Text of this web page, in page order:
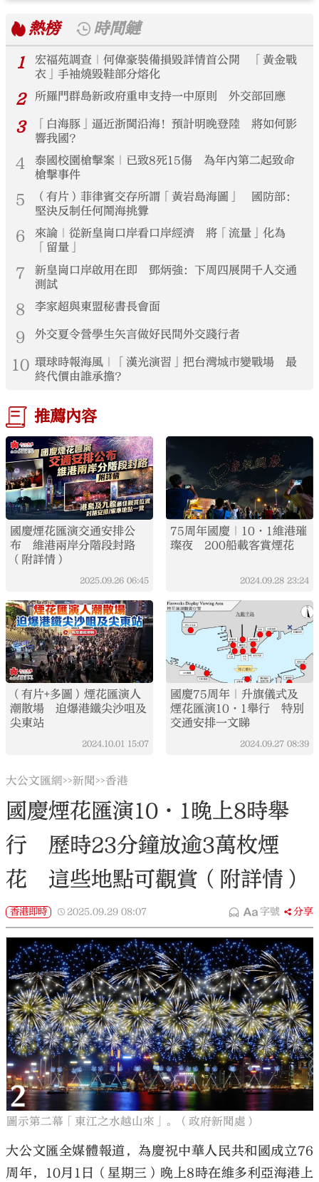
熱榜
時間鏈
1
宏福苑調查｜何偉豪裝備損毀詳情首公開 「黃金戰
衣」手袖燒毀鞋部分熔化
2 所羅門群島新政府重申支持一中原則 外交部回應
3
「白海豚」逼近浙閩沿海！預計明晚登陸 將如何影
響我國？
4
泰國校園槍擊案｜已致8死15傷 為年內第二起致命
槍擊事件
5
（有片）菲律賓交存所謂「黃岩島海圖」 國防部：
堅決反制任何鬧海挑釁
6
來論｜從新皇崗口岸看口岸經濟 將「流量」化為
「留量」
7
新皇崗口岸啟用在即 鄧炳強：下周四展開千人交通
測試
8 李家超與東盟秘書長會面
9 外交夏令營學生矢言做好民間外交踐行者
10 環球時報海風｜「漢光演習」把台灣城市變戰場 最
終代價由誰承擔？
推薦內容
國慶煙花匯演交通安排公
布 維港兩岸分階段封路
（附詳情）
2025.09.26 06:45
75周年國慶｜10·1維港璀
璨夜 200船載客賞煙花
2024.09.28 23:24
（有片+多圖）煙花匯演人
潮散場 迫爆港鐵尖沙咀及
尖東站
2024.10.01 15:07
國慶75周年｜升旗儀式及
煙花匯演10·1舉行 特別
交通安排一文睇
2024.09.27 08:39
大公文匯網>>新聞>>香港
國慶煙花匯演10·1晚上8時舉
行 歷時23分鐘放逾3萬枚煙
花 這些地點可觀賞（附詳情）
香港即時 2025.09.29 08:07 字號 分享
圖示第二幕「東江之水越山來」。（政府新聞處）
大公文匯全媒體報道，為慶祝中華人民共和國成立76
周年，10月1日（星期三）晚上8時在維多利亞海港上